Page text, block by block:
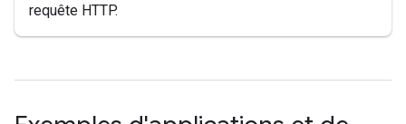
requête HTTP.